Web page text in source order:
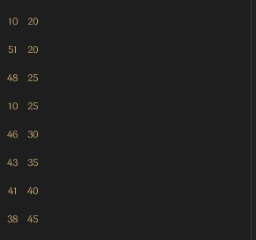
10 20
51 20
48 25
10 25
46 30
43 35
41 40
38 45